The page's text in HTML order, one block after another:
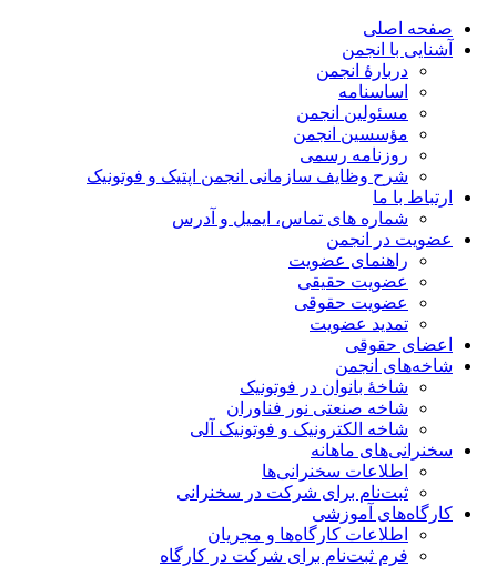
صفحه اصلی
آشنایی با انجمن
دربارۀ انجمن
اساسنامه
مسئولین انجمن
مؤسسین انجمن
روزنامه رسمی
شرح وظایف سازمانی انجمن اپتیک و فوتونیک
ارتباط با ما
شماره های تماس، ایمیل و آدرس
عضویت در انجمن
راهنمای عضویت
عضویت حقیقی
عضویت حقوقی
تمدید عضویت
اعضای حقوقی
شاخه‌های انجمن
شاخۀ بانوان در فوتونیک
شاخه صنعتی نور فناوران
شاخه‌ الکترونیک و فوتونیک آلی
سخنرانی‌های ماهانه
اطلاعات سخنرانی‌‌ها
ثبت‌نام برای شرکت در سخنرانی
کارگاه‌های آموزشی
اطلاعات کارگاه‌ها و مجریان
فرم ثبت‌نام برای شرکت در کارگاه